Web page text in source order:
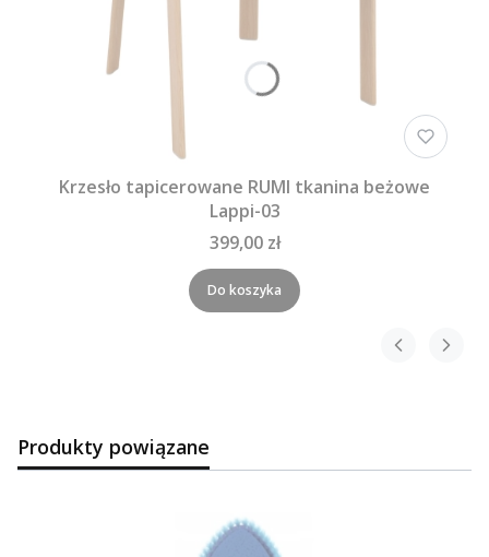
Krzesło tapicerowane RUMI tkanina beżowe
Lappi-03
399,00 zł
Do koszyka
Produkty powiązane